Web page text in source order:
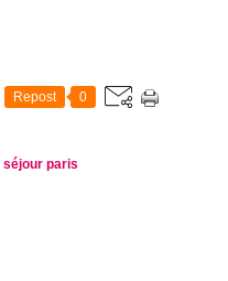
Repost 0
séjour paris